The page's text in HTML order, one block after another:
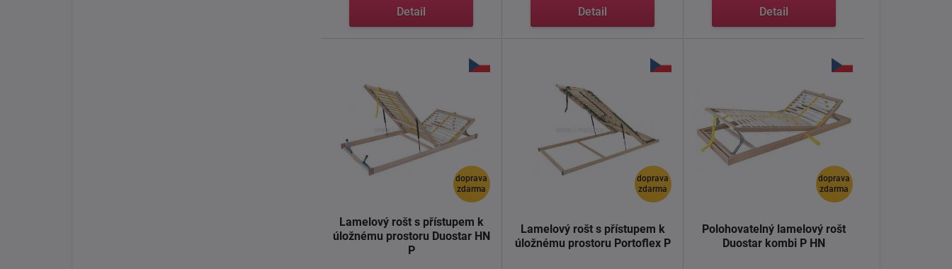
Detail Detail Detail
doprava
zdarma
Lamelový rošt s přístupem k
úložnému prostoru Duostar HN
P
doprava
zdarma
Lamelový rošt s přístupem k
úložnému prostoru Portoflex P
doprava
zdarma
Polohovatelný lamelový rošt
Duostar kombi P HN